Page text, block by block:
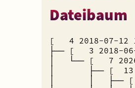
Dateibaum
[ 4 2018-07-
├── [ 3 2018-
│ └── [ 7
│ ├── [ 13
│ │ ├── [ 7